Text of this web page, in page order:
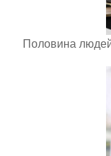
Половина